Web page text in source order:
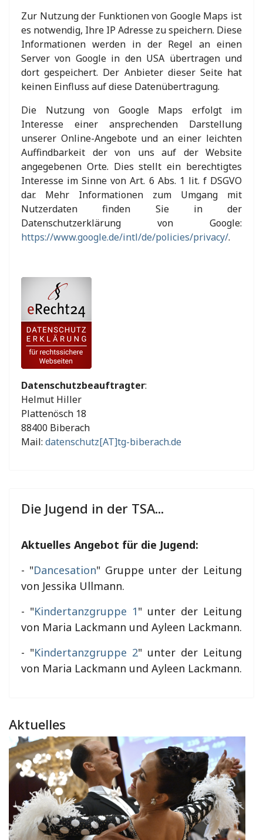
Zur Nutzung der Funktionen von Google Maps ist
es notwendig, Ihre IP Adresse zu speichern. Diese
Informationen werden in der Regel an einen
Server von Google in den USA übertragen und
dort gespeichert. Der Anbieter dieser Seite hat
keinen Einfluss auf diese Datenübertragung.
Die Nutzung von Google Maps erfolgt im
Interesse einer ansprechenden Darstellung
unserer Online-Angebote und an einer leichten
Auffindbarkeit der von uns auf der Website
angegebenen Orte. Dies stellt ein berechtigtes
Interesse im Sinne von Art. 6 Abs. 1 lit. f DSGVO
dar. Mehr Informationen zum Umgang mit
Nutzerdaten finden Sie in der
Datenschutzerklärung von Google:
https://www.google.de/intl/de/policies/privacy/.
Datenschutzbeauftragter:
Helmut Hiller
Plattenösch 18
88400 Biberach
Mail: datenschutz[AT]tg-biberach.de
Die Jugend in der TSA...
Aktuelles Angebot für die Jugend:
- "Dancesation" Gruppe unter der Leitung
von Jessika Ullmann.
- "Kindertanzgruppe 1" unter der Leitung
von Maria Lackmann und Ayleen Lackmann.
- "Kindertanzgruppe 2" unter der Leitung
von Maria Lackmann und Ayleen Lackmann.
Aktuelles